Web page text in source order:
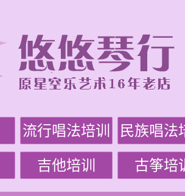
流行唱法培训 民族唱法
吉他培训 古筝培